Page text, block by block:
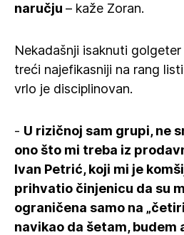
naručju – kaže Zoran.
Nekadašnji isaknuti
treći najefikasniji na rang
vrlo je disciplinovan.
- U rizičnoj sam grupi, ne
ono što mi treba iz
Ivan Petrić, koji mi je
prihvatio činjenicu da su
ograničena samo na
navikao da šetam, budem